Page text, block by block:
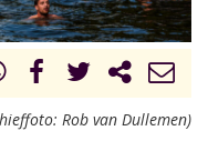
Rob van Dullemen)